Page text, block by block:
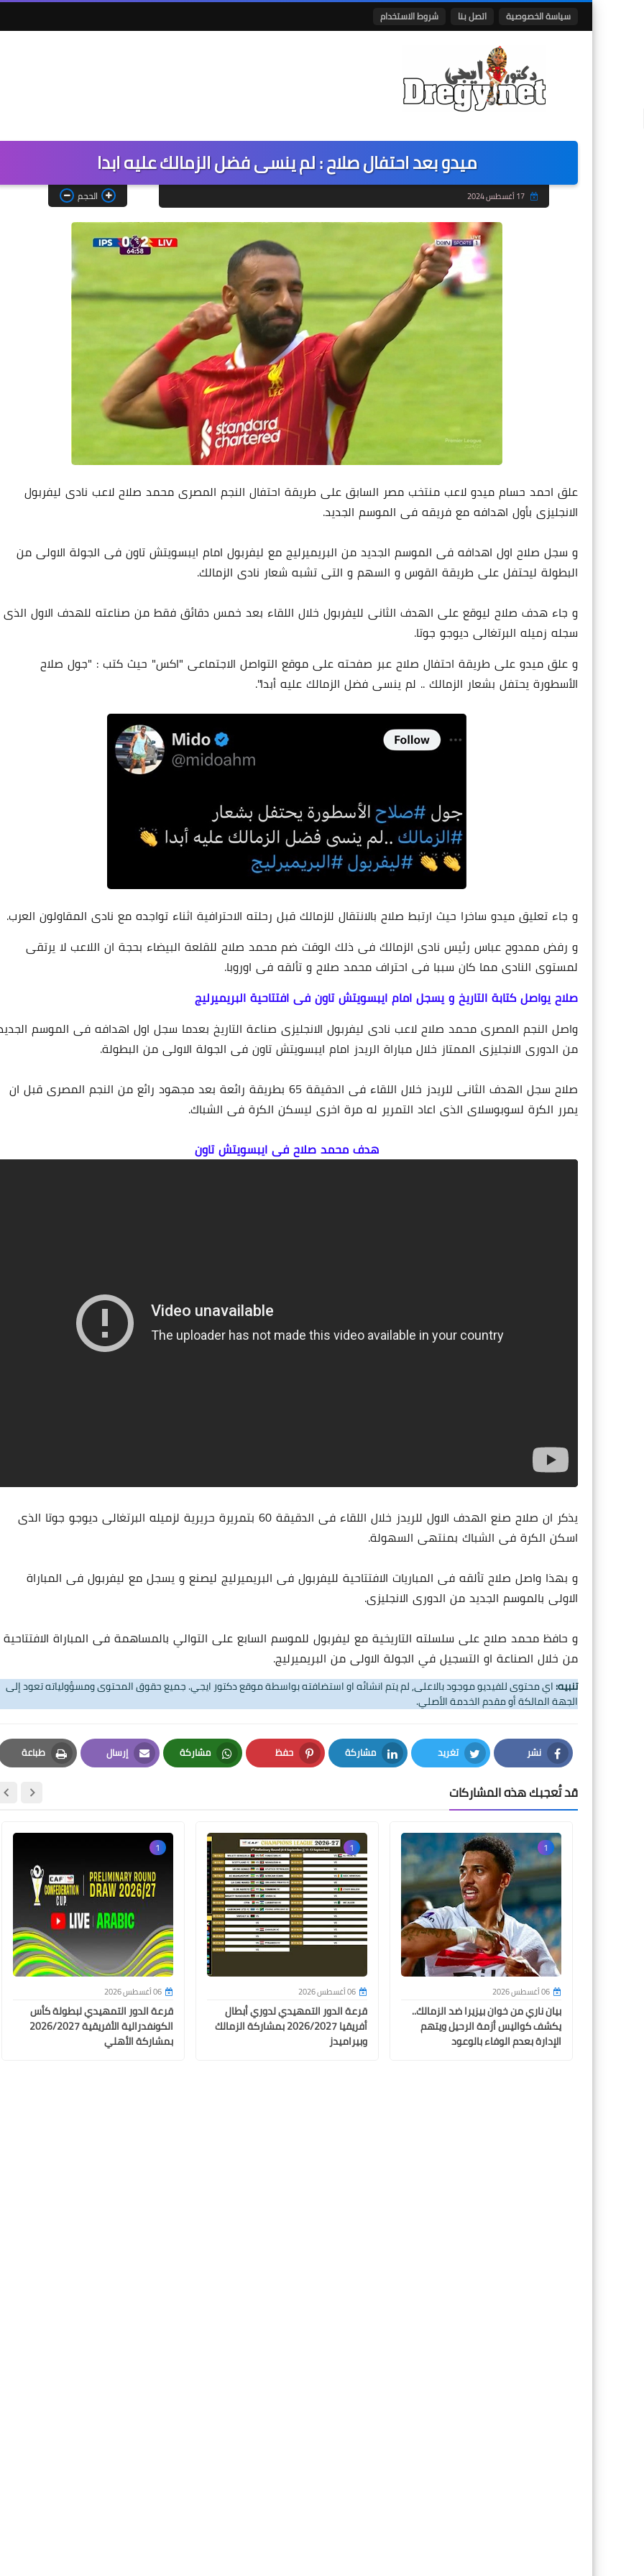
سياسة الخصوصية اتصل بنا شروط الاستخدام
ميدو بعد احتفال صلاح : لم ينسى فضل الزمالك عليه ابدا
17 أغسطس 2024 الحجم
علق احمد حسام ميدو لاعب منتخب مصر السابق على طريقة احتفال النجم المصرى محمد صلاح لاعب نادى ليفربول
الانجليزى بأول اهدافه مع فريقه فى الموسم الجديد.
و سجل صلاح اول اهدافه فى الموسم الجديد من البريميرليج مع ليفربول امام ايبسويتش تاون فى الجولة الاولى من
البطولة ليحتفل على طريقة القوس و السهم و التى تشبه شعار نادى الزمالك.
و جاء هدف صلاح ليوقع على الهدف الثانى لليفربول خلال اللقاء بعد خمس دقائق فقط من صناعته للهدف الاول الذى
سجله زميله البرتغالى ديوجو جوتا.
و علق ميدو على طريقة احتفال صلاح عبر صفحته على موقع التواصل الاجتماعى "اكس" حيث كتب : "جول صلاح
الأسطورة يحتفل بشعار الزمالك .. لم ينسى فضل الزمالك عليه أبدا".
و جاء تعليق ميدو ساخرا حيث ارتبط صلاح بالانتقال للزمالك قبل رحلته الاحترافية اثناء تواجده مع نادى المقاولون العرب.
و رفض ممدوح عباس رئيس نادى الزمالك فى ذلك الوقت ضم محمد صلاح للقلعة البيضاء بحجة ان اللاعب لا يرتقى
لمستوى النادى مما كان سببا فى احتراف محمد صلاح و تألقه فى اوروبا.
صلاح يواصل كتابة التاريخ و يسجل امام ايبسويتش تاون فى افتتاحية البريميرليج
واصل النجم المصرى محمد صلاح لاعب نادى ليفربول الانجليزى صناعة التاريخ بعدما سجل اول اهدافه فى الموسم
من الدورى الانجليزى الممتاز خلال مباراة الريدز امام ايبسويتش تاون فى الجولة الاولى من البطولة.
صلاح سجل الهدف الثانى للريدز خلال اللقاء فى الدقيقة 65 بطريقة رائعة بعد مجهود رائع من النجم المصرى قبل ان
يمرر الكرة لسوبوسلاى الذى اعاد التمرير له مرة اخرى ليسكن الكرة فى الشباك.
هدف محمد صلاح فى ايبسويتش تاون
يذكر ان صلاح صنع الهدف الاول للريدز خلال اللقاء فى الدقيقة 60 بتمريرة حريرية لزميله البرتغالى ديوجو جوتا الذى
اسكن الكرة فى الشباك بمنتهى السهولة.
و بهذا واصل صلاح تألقه فى المباريات الافتتاحية لليفربول فى البريميرليج ليصنع و يسجل مع ليفربول فى المباراة
الاولى بالموسم الجديد من الدورى الانجليزى.
و حافظ محمد صلاح على سلسلته التاريخية مع ليفربول للموسم السابع على التوالي بالمساهمة فى المباراة الافتتاحية
من خلال الصناعة او التسجيل في الجولة الاولى من البريميرليج.
تنبيه:اي محتوى للفيديو موجود بالاعلى, لم يتم انشائه او استضافته بواسطة موقع دكتور ايجي. جميع حقوق المحتوى ومسؤولياته تعود إلى
الجهة المالكة أو مقدم الخدمة الأصلي.
نشر
Facebook
تغريد
Twitter
مشاركة
LinkedIn
حفظ
Pinterest
مشاركة
Whatsapp
إرسال
Email
طباعة
Print
قد تُعجبك هذه المشاركات
1
06 أغسطس 2026
بيان ناري من خوان بيزيرا ضد الزمالك..
يكشف كواليس أزمة الرحيل ويتهم
الإدارة بعدم الوفاء بالوعود
1
06 أغسطس 2026
قرعة الدور التمهيدي لدوري أبطال
أفريقيا 2026/2027 بمشاركة الزمالك
وبيراميدز
1
06 أغسطس 2026
قرعة الدور التمهيدي لبطولة كأس
الكونفدرالية الأفريقية 2026/2027
بمشاركة الأهلي
23 أغسطس 2025
25 أغسطس 2025
23 أغسطس 2025
23 أغسطس 2025
25 أغسطس 2025
24 أغسطس 2025